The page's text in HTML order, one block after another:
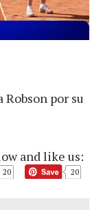
por su
and like us:
20 20